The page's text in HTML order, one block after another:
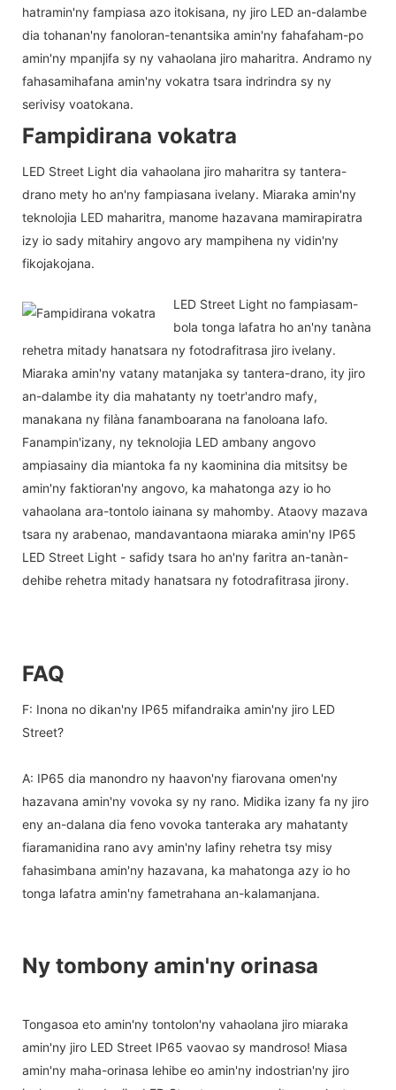
hatramin'ny fampiasa azo itokisana, ny jiro LED an-dalambe
dia tohanan'ny fanoloran-tenantsika amin'ny fahafaham-po
amin'ny mpanjifa sy ny vahaolana jiro maharitra. Andramo ny
fahasamihafana amin'ny vokatra tsara indrindra sy ny
serivisy voatokana.
Fampidirana vokatra
LED Street Light dia vahaolana jiro maharitra sy tantera-
drano mety ho an'ny fampiasana ivelany. Miaraka amin'ny
teknolojia LED maharitra, manome hazavana mamirapiratra
izy io sady mitahiry angovo ary mampihena ny vidin'ny
fikojakojana.
LED Street Light no fampiasam-
bola tonga lafatra ho an'ny tanàna
rehetra mitady hanatsara ny fotodrafitrasa jiro ivelany.
Miaraka amin'ny vatany matanjaka sy tantera-drano, ity jiro
an-dalambe ity dia mahatanty ny toetr'andro mafy,
manakana ny filàna fanamboarana na fanoloana lafo.
Fanampin'izany, ny teknolojia LED ambany angovo
ampiasainy dia miantoka fa ny kaominina dia mitsitsy be
amin'ny faktioran'ny angovo, ka mahatonga azy io ho
vahaolana ara-tontolo iainana sy mahomby. Ataovy mazava
tsara ny arabenao, mandavantaona miaraka amin'ny IP65
LED Street Light - safidy tsara ho an'ny faritra an-tanàn-
dehibe rehetra mitady hanatsara ny fotodrafitrasa jirony.
FAQ
F: Inona no dikan'ny IP65 mifandraika amin'ny jiro LED
Street?
A: IP65 dia manondro ny haavon'ny fiarovana omen'ny
hazavana amin'ny vovoka sy ny rano. Midika izany fa ny jiro
eny an-dalana dia feno vovoka tanteraka ary mahatanty
fiaramanidina rano avy amin'ny lafiny rehetra tsy misy
fahasimbana amin'ny hazavana, ka mahatonga azy io ho
tonga lafatra amin'ny fametrahana an-kalamanjana.
Ny tombony amin'ny orinasa
Tongasoa eto amin'ny tontolon'ny vahaolana jiro miaraka
amin'ny jiro LED Street IP65 vaovao sy mandroso! Miasa
amin'ny maha-orinasa lehibe eo amin'ny indostrian'ny jiro